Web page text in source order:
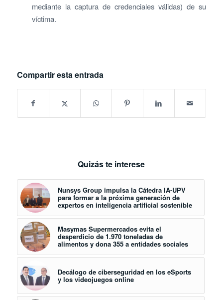
mediante la captura de credenciales válidas) de su
víctima.
Compartir esta entrada
Quizás te interese
Nunsys Group impulsa la Cátedra IA-UPV
para formar a la próxima generación de
expertos en inteligencia artificial sostenible
Masymas Supermercados evita el
desperdicio de 1.970 toneladas de
alimentos y dona 355 a entidades sociales
Decálogo de ciberseguridad en los eSports
y los videojuegos online